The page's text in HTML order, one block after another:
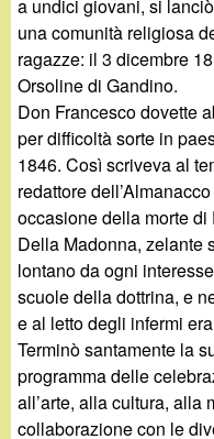
a undici giovani, si
una comunità religiosa
ragazze: il 3 dicembre
Orsoline di Gandino.
Don Francesco dovette
per difficoltà sorte in
1846. Così scriveva al
redattore
occasione della morte
Della Madonna, zelante
lontano da ogni
scuole della dottrina, e
e al letto degli infermi
Terminò santamente la
programma delle
all’arte, alla cultura, alla
collaborazione con le